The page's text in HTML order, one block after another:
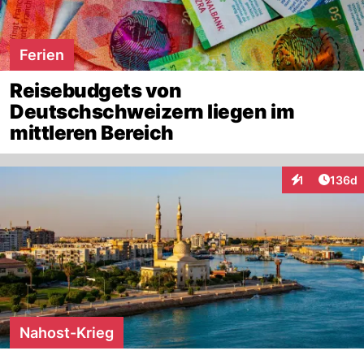
Ferien
Reisebudgets von
Deutschschweizern liegen im
mittleren Bereich
1
Interaktionen
136d
Nahost-Krieg